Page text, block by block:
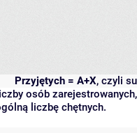
Przyjętych = A+X, czyli
osób
liczbę chętnych.